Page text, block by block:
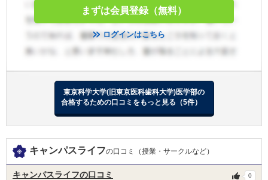
菊川奨学基金(一時的短期貸付)
金額 30,000円
人数
学生生活におけるやむをえない緊急の出費に際
し、一時的に貸付(限度額3万円)するものです。
-
免除 -
備考
貸付から2ヶ月以内に理由の如何を問わず返済し
なければなりません。返済できない事情があって
も一切認められません。
まずは会員登録（無料）
ログインはこちら
東京科学大学(旧東京医科歯科大学)医学部の
合格するための口コミをもっと見る（5件）
キャンパスライフの口コミ（授業・サークルなど）
キャンパスライフの口コミ 0